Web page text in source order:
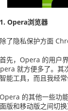
1. Opera浏览器
除了隐私保护方面
首先，Opera 的用户
就方便多了。其
能工具，而且我经
Opera 的其他一些功
版和移动版之间切